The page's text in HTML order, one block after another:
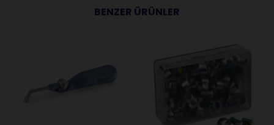
BENZER ÜRÜNLER